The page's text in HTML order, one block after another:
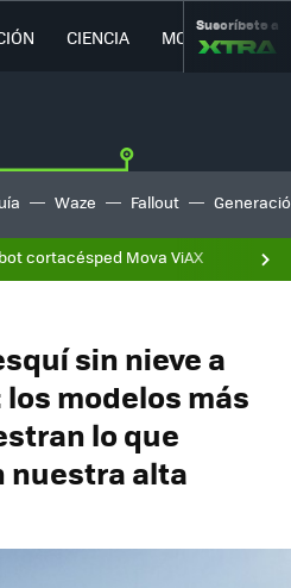
CIENCIA MOVILIDAD
Suscríbete a
Waze Fallout
cortacésped Mova ViAX
sin nieve a
modelos más
lo que
nuestra alta